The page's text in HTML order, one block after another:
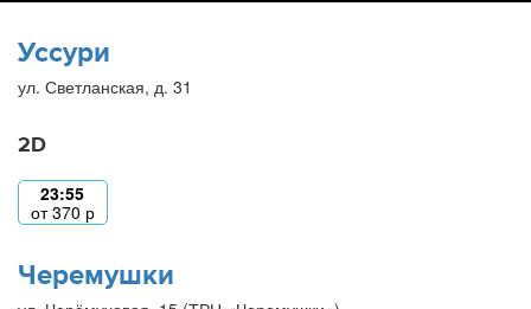
Уссури
ул. Светланская, д. 31
2D
23:55
от370 р
Черемушки